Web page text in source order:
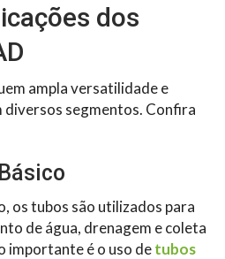
dos
ampla versatilidade e
diversos segmentos. Confira
os tubos são utilizados para
de água, drenagem e coleta
importante é o uso detubos